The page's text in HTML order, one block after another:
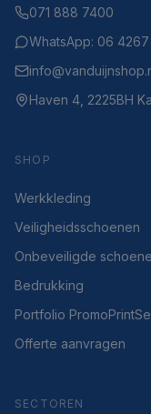
071 888 7400
WhatsApp: 06
Haven 4, 2225BH
SHOP
Werkkleding
Veiligheidsschoenen
Onbeveiligde
Bedrukking
Portfolio
Offerte aanvragen
SECTOREN